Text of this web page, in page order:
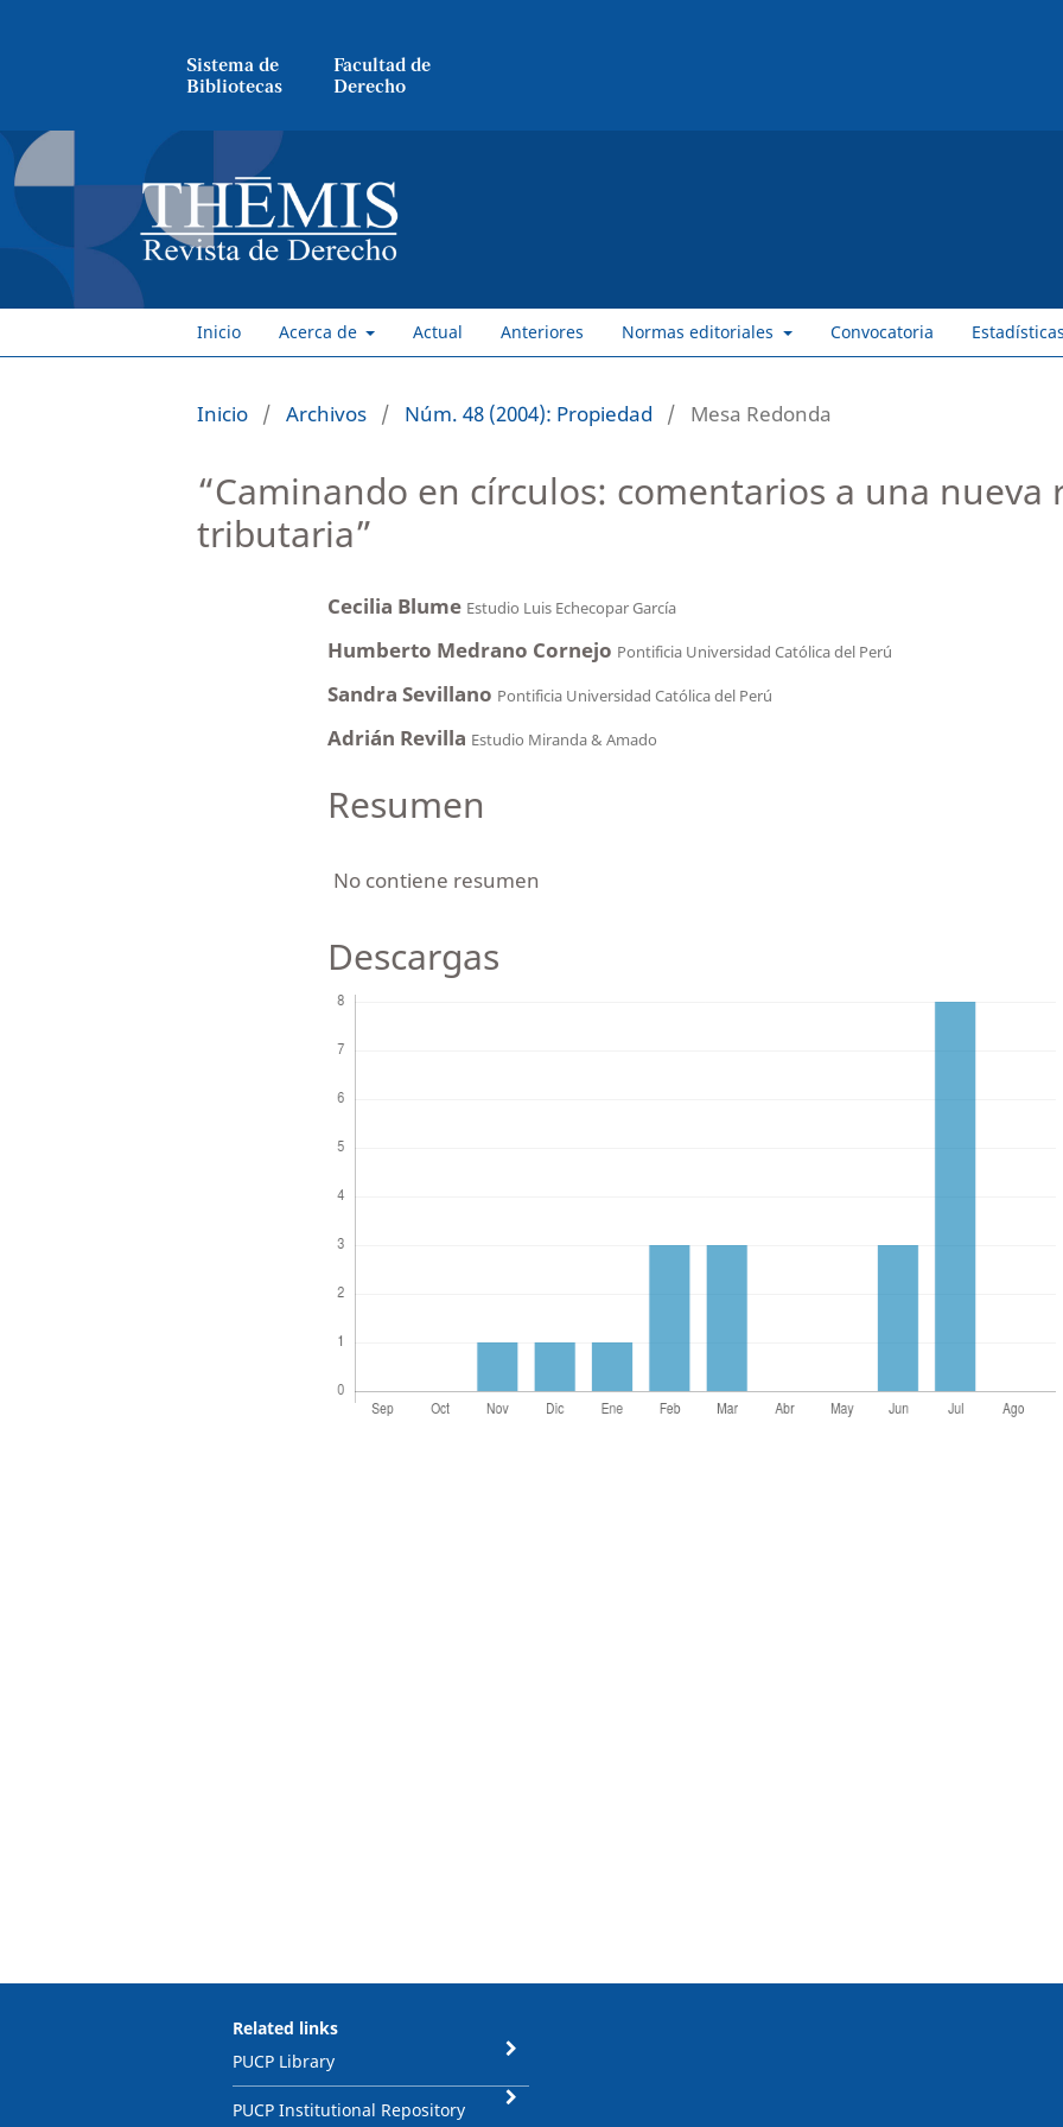
Sistema de
Bibliotecas
Facultad de
Derecho
Inicio Acerca de Actual Anteriores Normas editoriales Convocatoria
Inicio / Archivos / Núm. 48 (2004): Propiedad / Mesa Redonda
“Caminando en círculos: comentarios a una nueva
tributaria”
Cecilia Blume Estudio Luis Echecopar García
Humberto Medrano Cornejo Pontificia Universidad Católica del Perú
Sandra Sevillano Pontificia Universidad Católica del Perú
Adrián Revilla Estudio Miranda & Amado
Resumen
No contiene resumen
Descargas
Related links
PUCP Library
PUCP Institutional Repository